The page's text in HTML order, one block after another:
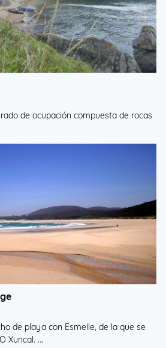
de ocupación compuesta de rocas
de playa con Esmelle, de la que se
Xuncal. ...